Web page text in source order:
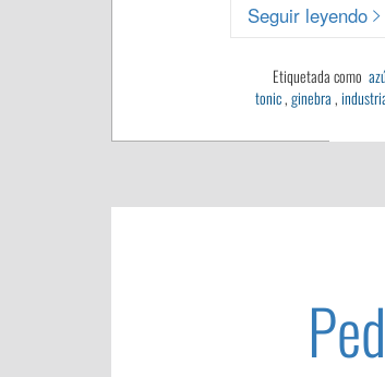
Seguir leyendo
Etiquetada como
tonic,ginebra,